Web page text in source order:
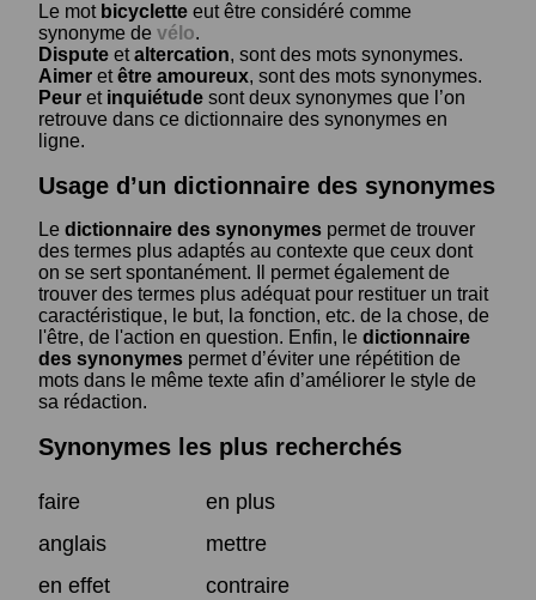
Le mot bicyclette eut être considéré comme
synonyme de vélo.
Dispute etaltercation, sont des mots synonymes.
Aimer etêtre amoureux, sont des mots synonymes.
Peur et inquiétude sont deux synonymes que l’on
retrouve dans ce dictionnaire des synonymes en
ligne.
Usage d’un dictionnaire des synonymes
Le dictionnaire des synonymes permet de trouver
des termes plus adaptés au contexte que ceux dont
on se sert spontanément. Il permet également de
trouver des termes plus adéquat pour restituer un trait
caractéristique, le but, la fonction, etc. de la chose, de
l'être, de l'action en question. Enfin, le dictionnaire
des synonymes permet d’éviter une répétition de
mots dans le même texte afin d’améliorer le style de
sa rédaction.
Synonymes les plus recherchés
faire
en plus
anglais
mettre
en effet
contraire